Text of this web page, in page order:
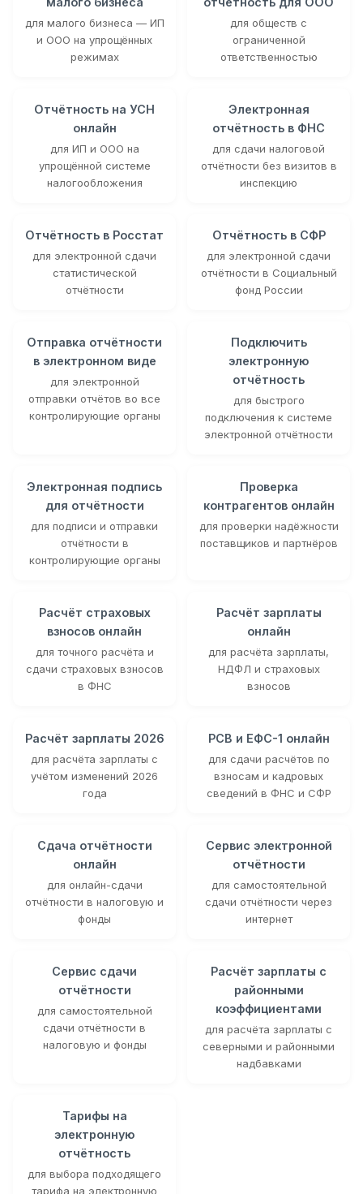
для малого бизнеса — ИП
и ООО на упрощённых
режимах
для обществ с
ограниченной
ответственностью
Отчётность на УСН
онлайн
для ИП и ООО на
упрощённой системе
налогообложения
Электронная
отчётность в ФНС
для сдачи налоговой
отчётности без визитов в
инспекцию
Отчётность в Росстат
для электронной сдачи
статистической
отчётности
Отчётность в СФР
для электронной сдачи
отчётности в Социальный
фонд России
Отправка отчётности
в электронном виде
для электронной
отправки отчётов во все
контролирующие органы
Подключить
электронную
отчётность
для быстрого
подключения к системе
электронной отчётности
Электронная подпись
для отчётности
для подписи и отправки
отчётности в
контролирующие органы
Проверка
контрагентов онлайн
для проверки надёжности
поставщиков и партнёров
Расчёт страховых
взносов онлайн
для точного расчёта и
сдачи страховых взносов
в ФНС
Расчёт зарплаты
онлайн
для расчёта зарплаты,
НДФЛ и страховых
взносов
Расчёт зарплаты 2026
для расчёта зарплаты с
учётом изменений 2026
года
РСВ и ЕФС-1 онлайн
для сдачи расчётов по
взносам и кадровых
сведений в ФНС и СФР
Сдача отчётности
онлайн
для онлайн-сдачи
отчётности в налоговую и
фонды
Сервис электронной
отчётности
для самостоятельной
сдачи отчётности через
интернет
Сервис сдачи
отчётности
для самостоятельной
сдачи отчётности в
налоговую и фонды
Расчёт зарплаты с
районными
коэффициентами
для расчёта зарплаты с
северными и районными
надбавками
Тарифы на
электронную
отчётность
для выбора подходящего
тарифа на электронную